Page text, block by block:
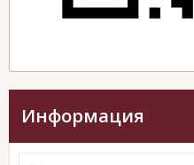
Информация